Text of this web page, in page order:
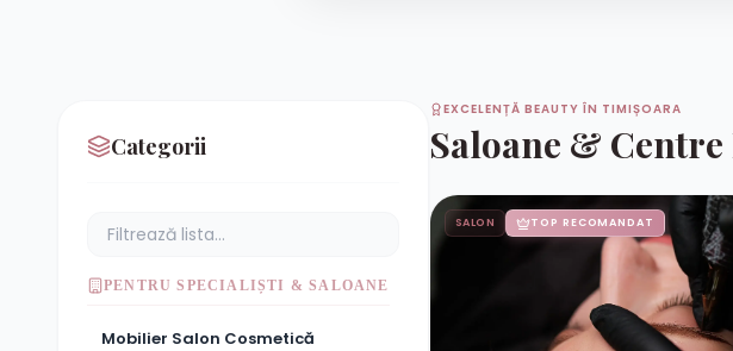
Categorii
PENTRU SPECIALIȘTI & SALOANE
Mobilier Salon Cosmetică
EXCELENȚĂ BEAUTY ÎN TIMIȘOARA
Saloane &
SALON TOP RECOMANDAT